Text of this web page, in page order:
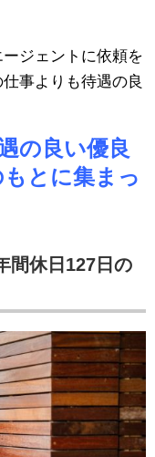
ジェントに依頼を
事よりも待遇の良
の良い優良
とに集まっ
間休日127日の